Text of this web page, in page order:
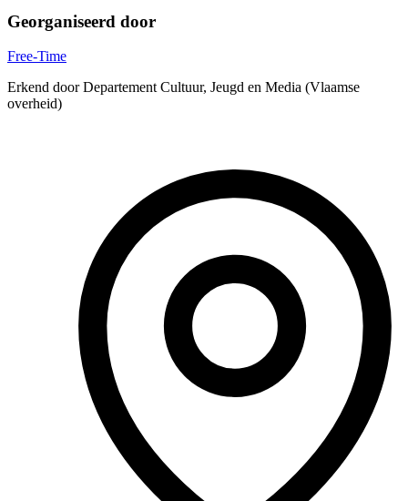
Georganiseerd door
Free-Time
Erkend door Departement Cultuur, Jeugd en Media (Vlaamse
overheid)